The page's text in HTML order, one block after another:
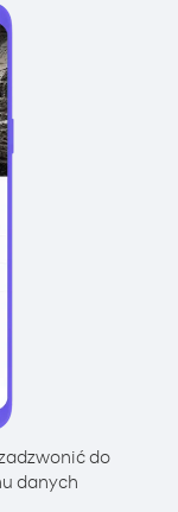
do
danych